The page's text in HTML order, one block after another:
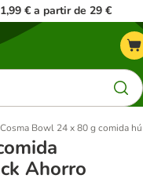
€ a partir de 29 €
Cosma Bowl 24 x 80 g comida
Ahorro